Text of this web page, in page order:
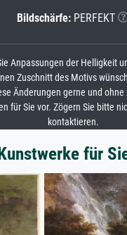
Bildschärfe: PERFEKT
Anpassungen der Helligkeit
Zuschnitt des Motivs
Änderungen gerne und ohne
für Sie vor. Zögern Sie bitte
kontaktieren.
für